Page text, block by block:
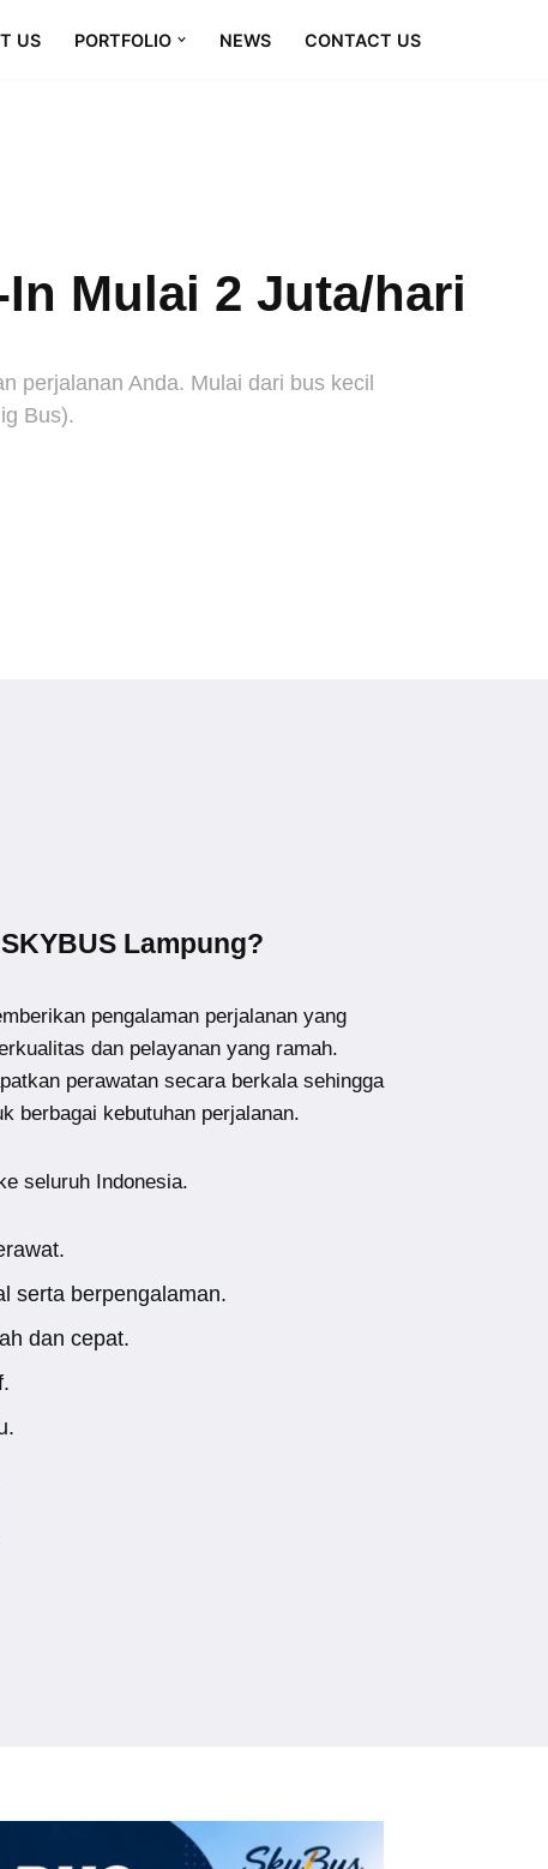
US PORTFOLIO NEWS CONTACT US
Mulai 2 Juta/hari
perjalanan Anda. Mulai dari bus kecil
Bus).
Lampung?
pengalaman perjalanan yang
dan pelayanan yang ramah.
perawatan secara berkala sehingga
berbagai kebutuhan perjalanan.
seluruh Indonesia.
serta berpengalaman.
dan cepat.